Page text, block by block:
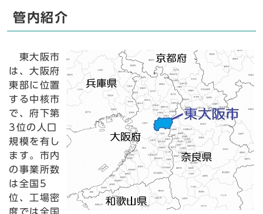
管内紹介
東大阪市
は、大阪府
東部に位置
する中核市
で、府下第
3位の人口
規模を有し
ます。市内
の事業所数
は全国5
位、工場密
度では全国